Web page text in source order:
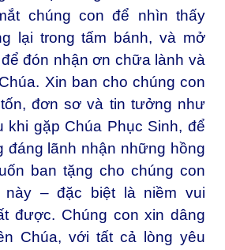
chúng con để nhìn thấy
lại trong tấm bánh, và mở
đón nhận ơn chữa lành và
Xin ban cho chúng con
đơn sơ và tin tưởng như
khi gặp Chúa Phục Sinh, để
đáng lãnh nhận những hồng
ban tặng cho chúng con
này – đặc biệt là niềm vui
được. Chúng con xin dâng
Chúa, với tất cả lòng yêu